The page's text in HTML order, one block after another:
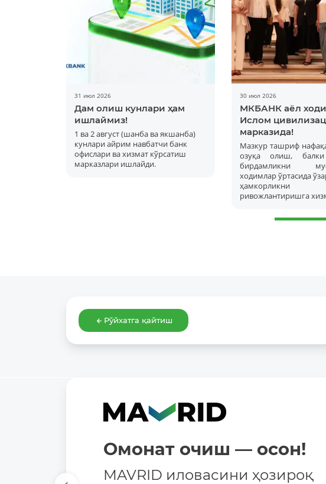
31 июл 2026
Дам олиш кунлари ҳам
ишлаймиз!
1 ва 2 август (шанба ва якшанба)
кунлари айрим навбатчи банк
офислари ва хизмат кўрсатиш
марказлари ишлайди.
30 июл 2026
МКБАНК аёл
Ислом
марказида!
Мазкур ташриф
озуқа олиш,
бирдамликни
ходимлар ўртасида
ривожлантиришга
Рўйхатга қайтиш
Омонат очиш — осон!
MAVRID иловасини ҳозироқ